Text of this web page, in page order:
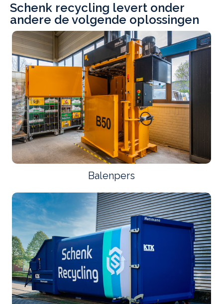
Schenk recycling levert onder
andere de volgende oplossingen
Balenpers